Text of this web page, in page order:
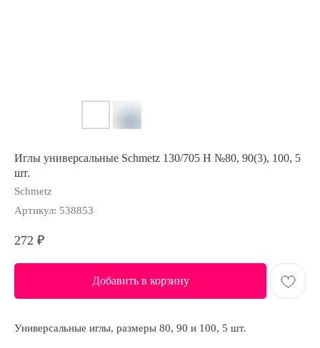
Иглы универсальные Schmetz 130/705 H №80, 90(3), 100, 5
шт.
Schmetz
Артикул: 538853
272 ₽
Добавить в корзину
Универсальные иглы, размеры 80, 90 и 100, 5 шт.